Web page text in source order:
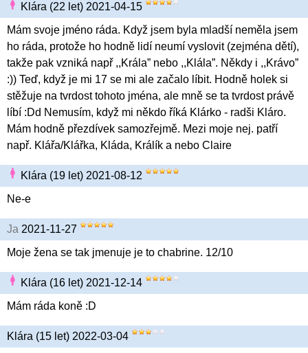
Klára (22 let) 2021-04-15
Mám svoje jméno ráda. Když jsem byla mladší neměla jsem
ho ráda, protože ho hodně lidí neumí vyslovit (zejména dětí),
takže pak vzniká např ,,Krála” nebo ,,Klála”. Někdy i ,,Krávo”
:)) Teď, když je mi 17 se mi ale začalo líbit. Hodně holek si
stěžuje na tvrdost tohoto jména, ale mně se ta tvrdost právě
líbí :Dd Nemusím, když mi někdo říká Klárko - radši Kláro.
Mám hodně přezdívek samozřejmě. Mezi moje nej. patří
např. Klářa/Klářka, Kláda, Králík a nebo Claire
Klára (19 let) 2021-08-12
Ne-e
Ja 2021-11-27
Moje žena se tak jmenuje je to chabrine. 12/10
Klára (16 let) 2021-12-14
Mám ráda koně :D
Klára (15 let) 2022-03-04